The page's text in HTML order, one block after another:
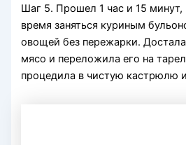
Шаг 5. Прошел 1 час и 15 минут,
время заняться куриным
овощей без пережарки.
мясо и переложила его на
процедила в чистую кастрюлю